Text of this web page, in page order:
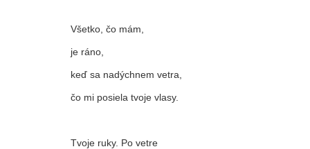
Všetko, čo mám,
je ráno,
keď sa nadýchnem vetra,
čo mi posiela tvoje vlasy.
Tvoje ruky. Po vetre